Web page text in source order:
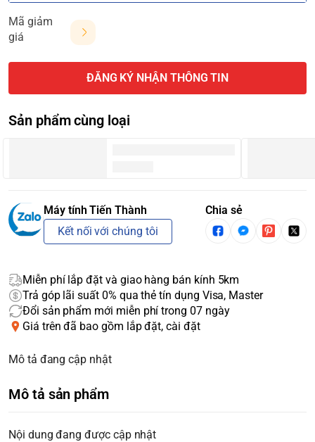
Mã giảm
giá
ĐĂNG KÝ NHẬN THÔNG TIN
Sản phẩm cùng loại
Máy tính Tiến Thành
Kết nối với chúng tôi
Chia sẻ
Miễn phí lắp đặt và giao hàng bán kính 5km
Trả góp lãi suất 0% qua thẻ tín dụng Visa, Master
Đổi sản phẩm mới miễn phí trong 07 ngày
Giá trên đã bao gồm lắp đặt, cài đặt
Mô tả đang cập nhật
Mô tả sản phẩm
Nội dung đang được cập nhật